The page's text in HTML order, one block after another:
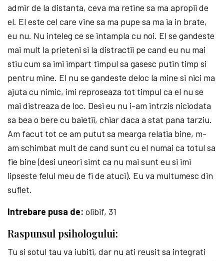
admir de la distanta, ceva ma retine sa ma apropii de
el. El este cel care vine sa ma pupe sa ma ia in brate,
eu nu. Nu inteleg ce se intampla cu noi. El se gandeste
mai mult la prieteni si la distractii pe cand eu nu mai
stiu cum sa imi impart timpul sa gasesc putin timp si
pentru mine. El nu se gandeste deloc la mine si nici ma
ajuta cu nimic, imi reproseaza tot timpul ca el nu se
mai distreaza de loc. Desi eu nu i-am intrzis niciodata
sa bea o bere cu baietii, chiar daca a stat pana tarziu.
Am facut tot ce am putut sa mearga relatia bine, m-
am schimbat mult de cand sunt cu el numai ca totul sa
fie bine (desi uneori simt ca nu mai sunt eu si imi
lipseste felul meu de fi de atuci). Eu va multumesc din
suflet.
Intrebare pusa de: olibif, 31
Raspunsul psihologului:
Tu si sotul tau va iubiti, dar nu ati reusit sa integrati